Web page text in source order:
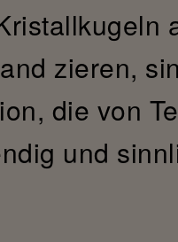
zieren,
die von
und